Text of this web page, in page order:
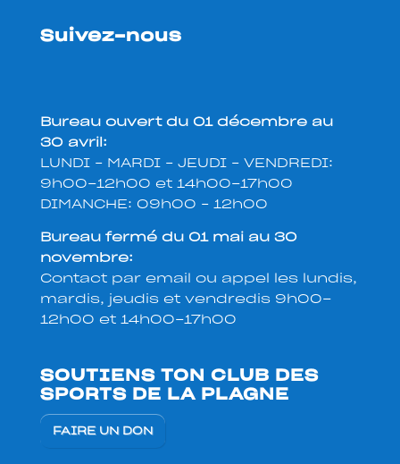
Suivez-nous
Bureau ouvert du 01 décembre au
30 avril:
LUNDI – MARDI – JEUDI – VENDREDI:
9h00-12h00 et 14h00-17h00
DIMANCHE: 09h00 – 12h00
Bureau fermé du 01 mai au 30
novembre:
Contact par email ou appel les lundis,
mardis, jeudis et vendredis 9h00-
12h00 et 14h00-17h00
SOUTIENS TON CLUB DES
SPORTS DE LA PLAGNE
FAIRE UN DON